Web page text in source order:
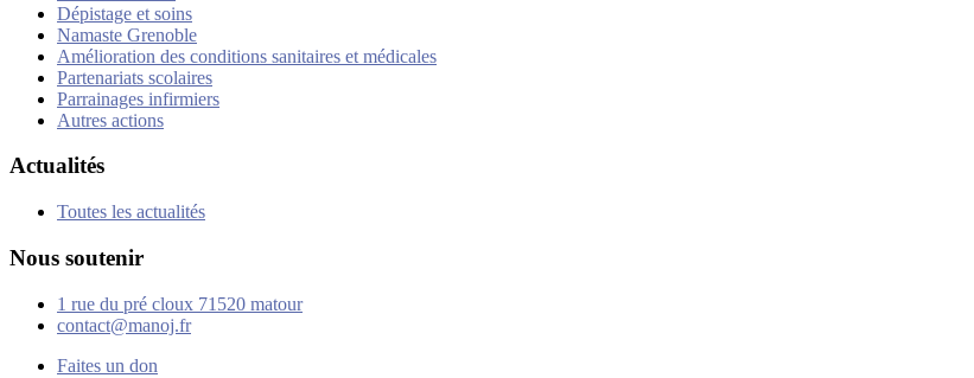
Dépistage et soins
Namaste Grenoble
Amélioration des conditions sanitaires et médicales
Partenariats scolaires
Parrainages infirmiers
Autres actions
Actualités
Toutes les actualités
Nous soutenir
1 rue du pré cloux 71520 matour
contact@manoj.fr
Faites un don